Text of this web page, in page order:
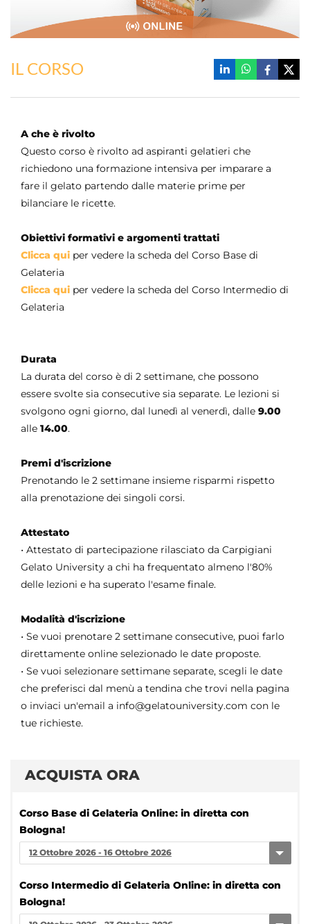
IL CORSO
A che è rivolto
Questo corso è rivolto ad aspiranti gelatieri che
richiedono una formazione intensiva per imparare a
fare il gelato partendo dalle materie prime per
bilanciare le ricette.
Obiettivi formativi e argomenti trattati
Clicca qui per vedere la scheda del Corso Base di
Gelateria
Clicca qui per vedere la scheda del Corso Intermedio di
Gelateria
Durata
La durata del corso è di 2 settimane, che possono
essere svolte sia consecutive sia separate. Le lezioni si
svolgono ogni giorno, dal lunedì al venerdì, dalle 9.00
alle 14.00.
Premi d'iscrizione
Prenotando le 2 settimane insieme risparmi rispetto
alla prenotazione dei singoli corsi.
Attestato
• Attestato di partecipazione rilasciato da Carpigiani
Gelato University a chi ha frequentato almeno l'80%
delle lezioni e ha superato l'esame finale.
Modalità d'iscrizione
• Se vuoi prenotare 2 settimane consecutive, puoi farlo
direttamente online selezionado le date proposte.
• Se vuoi selezionare settimane separate, scegli le date
che preferisci dal menù a tendina che trovi nella pagina
o inviaci un'email a info@gelatouniversity.com con le
tue richieste.
ACQUISTA ORA
Corso Base di Gelateria Online: in diretta con
Bologna!
12 Ottobre 2026 - 16 Ottobre 2026
Corso Intermedio di Gelateria Online: in diretta con
Bologna!